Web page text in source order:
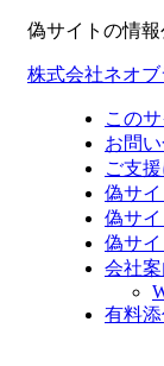
偽サイトの情報
株式会社ネオブ
この
お問
ご支
偽サ
偽サ
偽サイ
会社
有料